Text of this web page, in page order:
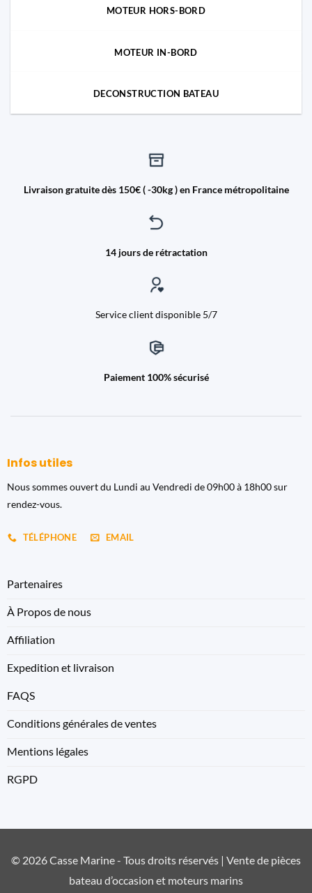
MOTEUR HORS-BORD
MOTEUR IN-BORD
DECONSTRUCTION BATEAU
Livraison gratuite dès 150€ ( -30kg ) en France métropolitaine
14 jours de rétractation
Service client disponible 5/7
Paiement 100% sécurisé
Infos utiles
Nous sommes ouvert du Lundi au Vendredi de 09h00 à 18h00 sur
rendez-vous.
TÉLÉPHONE EMAIL
Partenaires
À Propos de nous
Affiliation
Expedition et livraison
FAQS
Conditions générales de ventes
Mentions légales
RGPD
© 2026 Casse Marine - Tous droits réservés | Vente de pièces
bateau d’occasion et moteurs marins